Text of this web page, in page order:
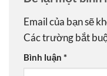
Email của bạn sẽ
Các trường bắt
Bình luận *